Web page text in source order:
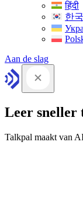
हिंदी
한
Aan de slag
Leer sneller
Talkpal maakt van